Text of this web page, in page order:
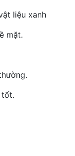
liệu xanh
mặt.
tốt.